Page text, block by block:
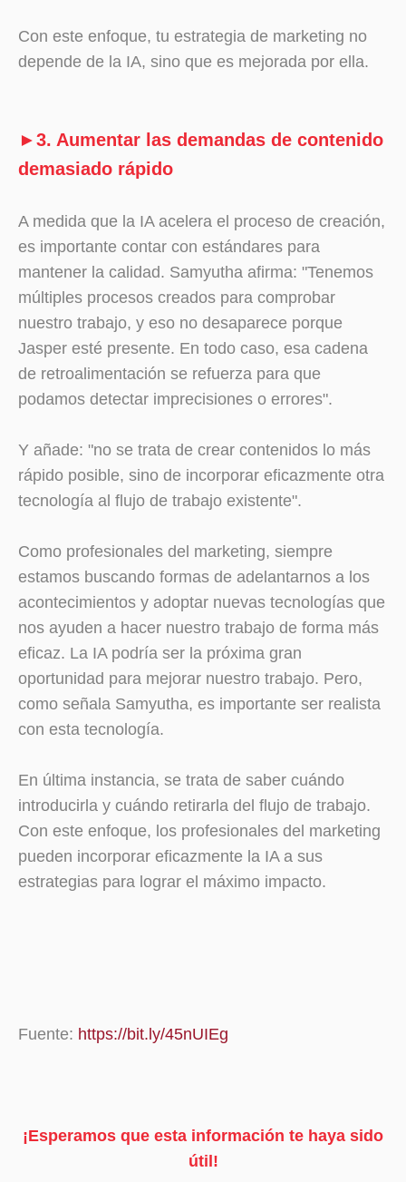
Con este enfoque, tu estrategia de marketing no
depende de la IA, sino que es mejorada por ella.
►3. Aumentar las demandas de contenido
demasiado rápido
A medida que la IA acelera el proceso de creación,
es importante contar con estándares para
mantener la calidad. Samyutha afirma: "Tenemos
múltiples procesos creados para comprobar
nuestro trabajo, y eso no desaparece porque
Jasper esté presente. En todo caso, esa cadena
de retroalimentación se refuerza para que
podamos detectar imprecisiones o errores".
Y añade: "no se trata de crear contenidos lo más
rápido posible, sino de incorporar eficazmente otra
tecnología al flujo de trabajo existente".
Como profesionales del marketing, siempre
estamos buscando formas de adelantarnos a los
acontecimientos y adoptar nuevas tecnologías que
nos ayuden a hacer nuestro trabajo de forma más
eficaz. La IA podría ser la próxima gran
oportunidad para mejorar nuestro trabajo. Pero,
como señala Samyutha, es importante ser realista
con esta tecnología.
En última instancia, se trata de saber cuándo
introducirla y cuándo retirarla del flujo de trabajo.
Con este enfoque, los profesionales del marketing
pueden incorporar eficazmente la IA a sus
estrategias para lograr el máximo impacto.
Fuente: https://bit.ly/45nUIEg
¡Esperamos que esta información te haya sido
útil!